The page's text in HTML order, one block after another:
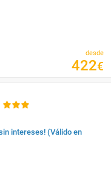
desde
422€
intereses! (Válido en